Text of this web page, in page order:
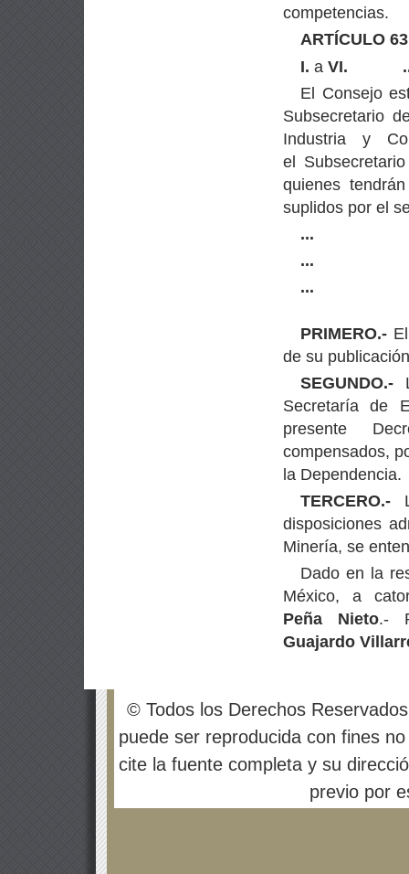
competencias.
ARTÍCULO
I. aVI.
El Consejo
Subsecretario
Industria y
el
quienes
suplidos por el
...
...
...
PRIMERO.-
de su
SEGUNDO.-
Secretaría de
presente
compensados,
la Dependencia.
TERCERO.-
disposiciones
Minería, se
Dado en la
México, a
Peña Nieto.-
Guajardo
© Todos los Derechos
puede ser reproducida con fines
cite la fuente completa y su
previo por